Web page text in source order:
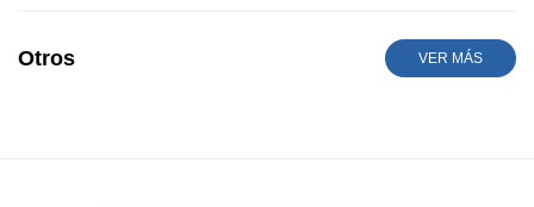
Otros VER MÁS